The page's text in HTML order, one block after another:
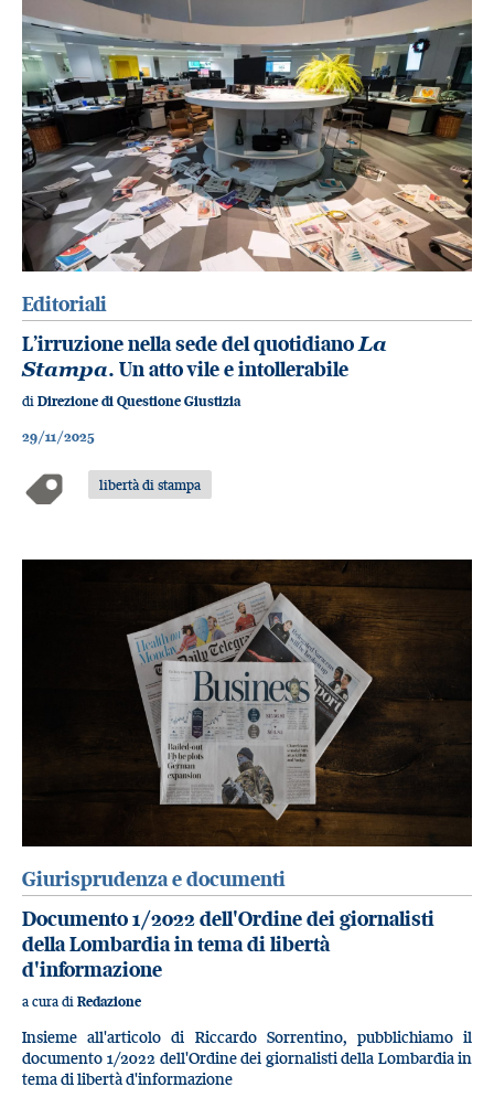
Editoriali
L’irruzione nella sede del quotidianoLa
Stampa. Un atto vile e intollerabile
di Direzione di Questione Giustizia
29/11/2025
libertà di stampa
Giurisprudenza e documenti
Documento 1/2022 dell'Ordine dei giornalisti
della Lombardia in tema di libertà
d'informazione
a cura di Redazione
Insieme all'articolo di Riccardo Sorrentino, pubblichiamo il
documento 1/2022 dell'Ordine dei giornalisti della Lombardia in
tema di libertà d'informazione